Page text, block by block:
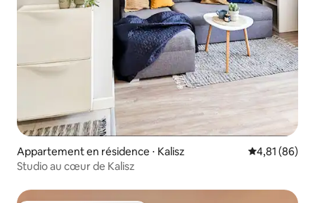
Appartement en résidence ⋅ Kalisz Évaluation
4,81 (86)
Studio au cœur de Kalisz